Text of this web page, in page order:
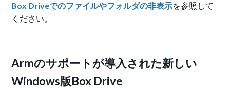
Box Driveでのファイルやフォルダの非表示を参照して
ください。
Armのサポートが導入された新しい
Windows版Box Drive